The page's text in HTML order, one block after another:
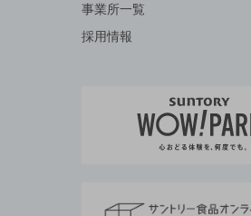
事業所一覧
採用情報